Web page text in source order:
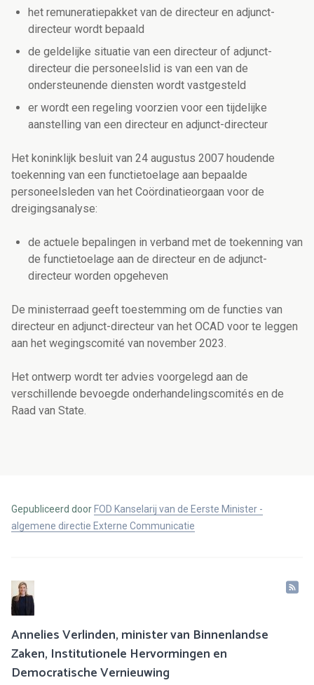
het remuneratiepakket van de directeur en adjunct-
directeur wordt bepaald
de geldelijke situatie van een directeur of adjunct-
directeur die personeelslid is van een van de
ondersteunende diensten wordt vastgesteld
er wordt een regeling voorzien voor een tijdelijke
aanstelling van een directeur en adjunct-directeur
Het koninklijk besluit van 24 augustus 2007 houdende
toekenning van een functietoelage aan bepaalde
personeelsleden van het Coördinatieorgaan voor de
dreigingsanalyse:
de actuele bepalingen in verband met de toekenning van
de functietoelage aan de directeur en de adjunct-
directeur worden opgeheven
De ministerraad geeft toestemming om de functies van
directeur en adjunct-directeur van het OCAD voor te leggen
aan het wegingscomité van november 2023.
Het ontwerp wordt ter advies voorgelegd aan de
verschillende bevoegde onderhandelingscomités en de
Raad van State.
Gepubliceerd door FOD Kanselarij van de Eerste Minister -
algemene directie Externe Communicatie
Annelies Verlinden, minister van Binnenlandse
Zaken, Institutionele Hervormingen en
Democratische Vernieuwing